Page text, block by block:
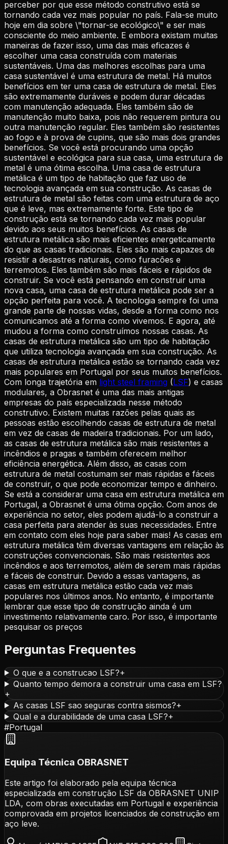
perceber por que esse método construtivo está se
tornando cada vez mais popular no país. Fala-se muito
hoje em dia sobre \"tornar-se ecológico\" e ser mais
consciente do meio ambiente. E embora existam muitas
maneiras de fazer isso, uma das mais eficazes é
escolher uma casa construída com materiais
sustentáveis. Uma das melhores escolhas para uma
casa sustentável é uma estrutura de metal. Há muitos
benefícios em ter uma casa de estrutura de metal. Eles
são extremamente duráveis e podem durar décadas
com manutenção adequada. Eles também são de
manutenção muito baixa, pois não requerem pintura ou
outra manutenção regular. Eles também são resistentes
ao fogo e à prova de cupins, que são mais dois grandes
benefícios. Se você está procurando uma opção
sustentável e ecológica para sua casa, uma estrutura de
metal é uma ótima escolha. Uma casa de estrutura
metálica é um tipo de habitação que faz uso de
tecnologia avançada em sua construção. As casas de
estrutura de metal são feitas com uma estrutura de aço
que é leve, mas extremamente forte. Este tipo de
construção está se tornando cada vez mais popular
devido aos seus muitos benefícios. As casas de
estrutura metálica são mais eficientes energeticamente
do que as casas tradicionais. Eles são mais capazes de
resistir a desastres naturais, como furacões e
terremotos. Eles também são mais fáceis e rápidos de
construir. Se você está pensando em construir uma
nova casa, uma casa de estrutura metálica pode ser a
opção perfeita para você. A tecnologia sempre foi uma
grande parte de nossas vidas, desde a forma como nos
comunicamos até a forma como vivemos. E agora, até
mudou a forma como construímos nossas casas. As
casas de estrutura metálica são um tipo de habitação
que utiliza tecnologia avançada em sua construção. As
casas de estrutura metálica estão se tornando cada vez
mais populares em Portugal por seus muitos benefícios.
Com longa trajetória em light steel framing (LSF) e casas
modulares, a Obrasnet é uma das mais antigas
empresas do país especializada nesse método
construtivo. Existem muitas razões pelas quais as
pessoas estão escolhendo casas de estrutura de metal
em vez de casas de madeira tradicionais. Por um lado,
as casas de estrutura metálica são mais resistentes a
incêndios e pragas e também oferecem melhor
eficiência energética. Além disso, as casas com
estrutura de metal costumam ser mais rápidas e fáceis
de construir, o que pode economizar tempo e dinheiro.
Se está a considerar uma casa em estrutura metálica em
Portugal, a Obrasnet é uma ótima opção. Com anos de
experiência no setor, eles podem ajudá-lo a construir a
casa perfeita para atender às suas necessidades. Entre
em contato com eles hoje para saber mais! As casas em
estrutura metálica têm diversas vantagens em relação às
construções convencionais. São mais resistentes aos
incêndios e aos terremotos, além de serem mais rápidas
e fáceis de construir. Devido a essas vantagens, as
casas em estrutura metálica estão cada vez mais
populares nos últimos anos. No entanto, é importante
lembrar que esse tipo de construção ainda é um
investimento relativamente caro. Por isso, é importante
pesquisar os preços
Perguntas Frequentes
O que e a construcao LSF?+
Quanto tempo demora a construir uma casa em LSF?
+
As casas LSF sao seguras contra sismos?+
Qual e a durabilidade de uma casa LSF?+
#Portugal
Equipa Técnica OBRASNET
Este artigo foi elaborado pela equipa técnica
especializada em construção LSF da OBRASNET UNIP
LDA, com obras executadas em Portugal e experiência
comprovada em projetos licenciados de construção em
aço leve.